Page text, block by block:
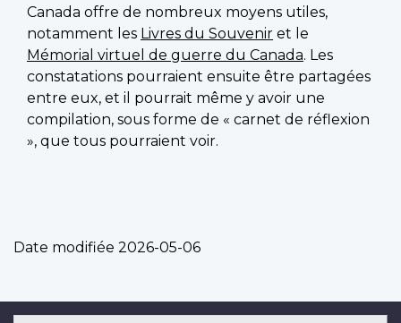
Canada offre de nombreux moyens utiles,
notamment les Livres du Souvenir et le
Mémorial virtuel de guerre du Canada. Les
constatations pourraient ensuite être partagées
entre eux, et il pourrait même y avoir une
compilation, sous forme de « carnet de réflexion
», que tous pourraient voir.
Date modifiée 2026-05-06